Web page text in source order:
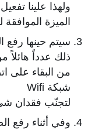
ولهذا علينا تفعيل
الميزة الموافقة
سيتم حينها رفع
ذلك عدداً هائلاً
من البقاء على
شبكة Wifi
لتجنّب فقدان